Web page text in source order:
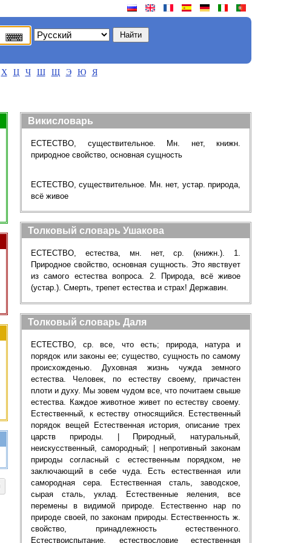
Х Ц Ч Ш Щ Э Ю Я
Викисловарь
ЕСТЕСТВО, существительное. Мн. нет, книжн.
природное свойство, основная сущность
ЕСТЕСТВО, существительное. Мн. нет, устар. природа,
всё живое
Толковый словарь Ушакова
ЕСТЕСТВО, естества, мн. нет, ср. (книжн.). 1.
Природное свойство, основная сущность. Это явствует
из самого естества вопроса. 2. Природа, всё живое
(устар.). Смерть, трепет естества и страх! Державин.
Толковый словарь Даля
ЕСТЕСТВО, ср. все, что есть; природа, натура и
порядок или законы ее; существо, сущность по самому
происхожденью. Духовная жизнь чужда земного
естества. Человек, по естеству своему, причастен
плоти и духу. Мы зовем чудом все, что почитаем свыше
естества. Каждое животное живет по естеству своему.
Естественный, к естеству относящийся. Естественный
порядок вещей Естественная история, описание трех
царств природы. | Природный, натуральный,
неискусственный, самородный; | непротивный законам
природы согласный с естественным порядком, не
заключающий в себе чуда. Есть естественная или
самородная сера. Естественная сталь, заводское,
сырая сталь, уклад. Естественные яеления, все
перемены в видимой природе. Естественно нар по
природе своей, по законам природы. Естественность ж.
свойство, принадлежность естественного.
Естествоиспытание, естествословие естественная